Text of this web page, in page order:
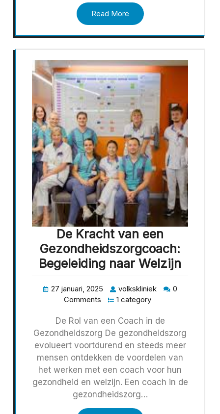
Read More
De Kracht van een
Gezondheidszorgcoach:
Begeleiding naar Welzijn
27 januari, 2025 volkskliniek
0
Comments
1 category
De Rol van een Coach in de
Gezondheidszorg De gezondheidszorg
evolueert voortdurend en steeds meer
mensen ontdekken de voordelen van
het werken met een coach voor hun
gezondheid en welzijn. Een coach in de
gezondheidszorg…